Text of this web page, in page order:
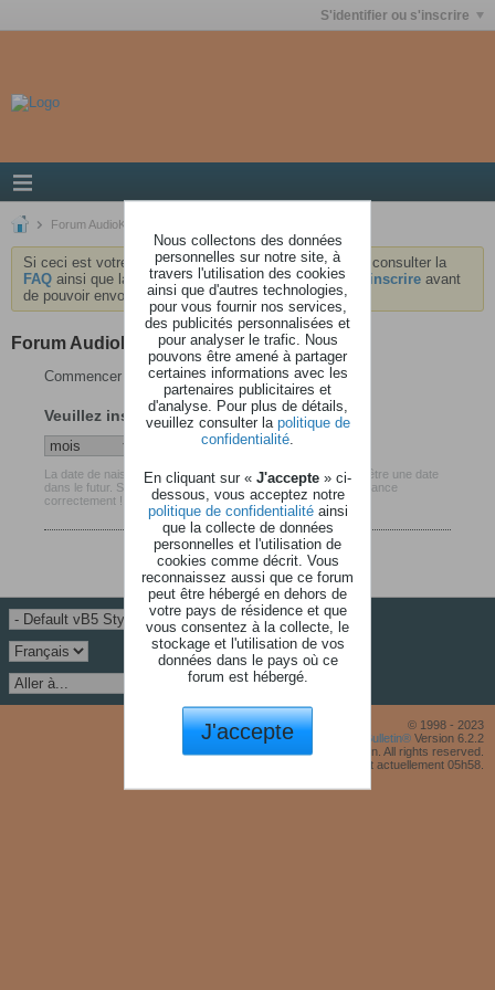
S'identifier ou s'inscrire
Forum AudioKeys
Si ceci est votre première visite, nous vous invitons à consulter la
FAQ ainsi que la chartedu forum . Vous devrez vous inscrire avant
de pouvoir envoyer des messages.
Forum AudioKeys
Commencer votre inscription
Veuillez insérer votre date de naissance
La date de naissance que vous avez renseigné ne peut pas être une date
dans le futur. Soyez certain d'avoir inséré votre date de naissance
correctement !
© 1998 - 2023
Powered by
vBulletin® Version 6.2.2
Copyright © 2026 MH Sub I, LLC dba vBulletin. All rights reserved.
Fuseau horaire GMT +1. Il est actuellement 05h58.
Nous collectons des données
personnelles sur notre site, à
travers l'utilisation des cookies
ainsi que d'autres technologies,
pour vous fournir nos services,
des publicités personnalisées et
pour analyser le trafic. Nous
pouvons être amené à partager
certaines informations avec les
partenaires publicitaires et
d'analyse. Pour plus de détails,
veuillez consulter la politique de
confidentialité
En cliquant sur « J'accepte » ci-
dessous, vous acceptez notre
politique de confidentialitéainsi
que la collecte de données
personnelles et l'utilisation de
cookies comme décrit. Vous
reconnaissez aussi que ce forum
peut être hébergé en dehors de
votre pays de résidence et que
vous consentez à la collecte, le
stockage et l'utilisation de vos
données dans le pays où ce
forum est hébergé.
J'accepte